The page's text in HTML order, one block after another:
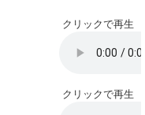
クリックで再生
クリックで再生